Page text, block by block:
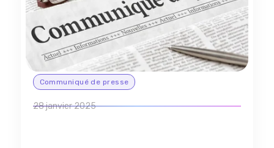
Communiqué de presse
28 janvier 2025